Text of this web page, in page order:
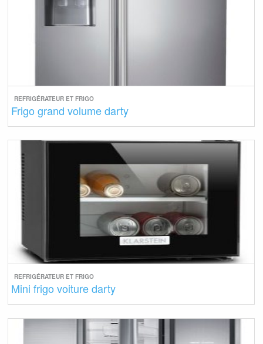
REFRIGÉRATEUR ET FRIGO
Frigo grand volume darty
REFRIGÉRATEUR ET FRIGO
Mini frigo voiture darty